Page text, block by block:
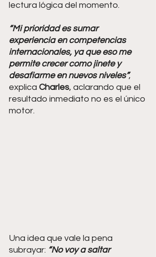
lectura lógica del momento.
“Mi prioridad es sumar
experiencia en competencias
internacionales, ya que eso me
permite crecer como jinete y
desafiarme en nuevos niveles”,
explica Charles, aclarando que el
resultado inmediato no es el único
motor.
Una idea que vale la pena
subrayar: “No voy a saltar